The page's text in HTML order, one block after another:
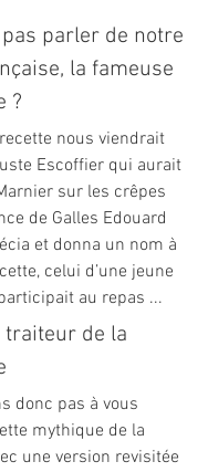
parler de notre
la fameuse
?
nous viendrait
Escoffier qui aurait
sur les crêpes
de Galles Edouard
et donna un nom à
celui d’une jeune
au repas ...
traiteur de la
donc pas à vous
mythique de la
une version revisitée